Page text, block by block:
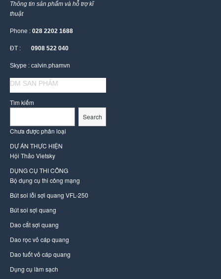
Thông tin sản phẩm và hỗ trợ kĩ
thuật
Phone : 028 2202 1688
ĐT : 0908 522 040
Skype : calvin.phamvn
DM SAN PHẨM
Tìm kiếm
Search
Chưa được phân loại
DỰ ÁN THỰC HIỆN
Hội Thảo Vietsky
DỤNG CỤ THI CÔNG
Bộ dụng cụ thi công mạng
Bút soi lỗi sợi quang VFL-250
Bút soi sợi quang
Dao cắt sợi quang
Dao rọc vỏ cáp quang
Dao tuốt vỏ cáp quang
Dụng cụ làm sạch